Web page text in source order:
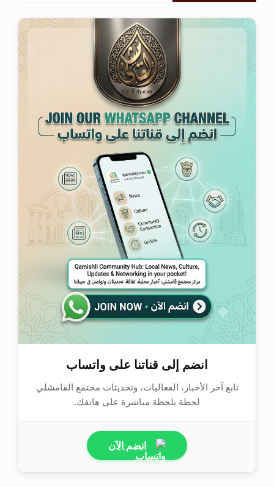
انضم إلى قناتنا على واتساب
تابع آخر الأخبار، الفعاليات، وتحديثات مجتمع القامشلي
لحظة بلحظة مباشرة على هاتفك.
انضم الآن